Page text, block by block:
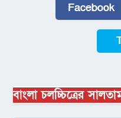
Facebook
বাংলা চলচ্চিত্রের